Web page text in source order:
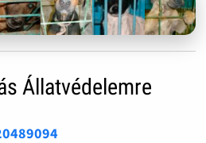
Állatvédelemre